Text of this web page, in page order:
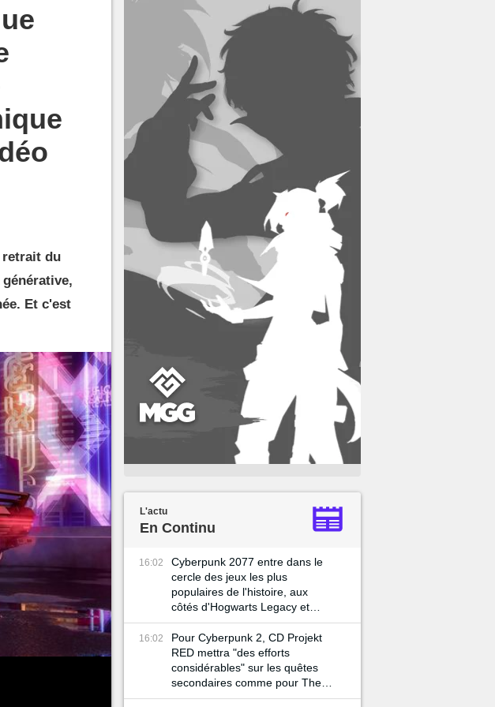
retrait du
Et c'est
L'actu
En Continu
16:02
Cyberpunk 2077 entre dans le
cercle des jeux les plus
populaires de l'histoire, aux
côtés d'Hogwarts Legacy et
Skyrim
16:02
Pour Cyberpunk 2, CD Projekt
RED mettra "des efforts
considérables" sur les quêtes
secondaires comme pour The
Witcher 3